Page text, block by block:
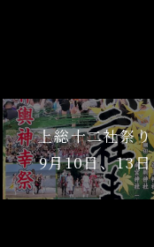
上総十二社祭り
9月10日、13日